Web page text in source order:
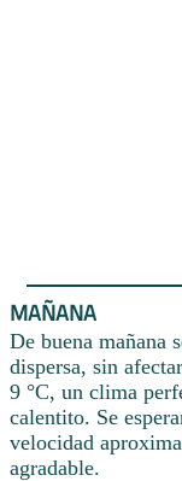
MAÑANA
De buena mañana
dispersa, sin
9 °C, un clima
calentito. Se
velocidad
agradable.